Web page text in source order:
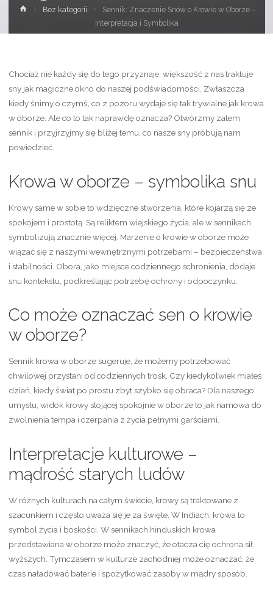
StronaBez kategorii
Sennik: Znaczenie Snów o Krowie w Oborze –
Interpretacja i Symbolika
Chociaż nie każdy się do tego przyznaje, większość z nas traktuje
sny jak magiczne okno do naszej podświadomości. Zwłaszcza
kiedy śnimy o czymś, co z pozoru wydaje się tak trywialne jak krowa
w oborze. Ale co to tak naprawdę oznacza? Otwórzmy zatem
sennik i przyjrzyjmy się bliżej temu, co nasze sny próbują nam
powiedzieć.
Krowa w oborze – symbolika snu
Krowy same w sobie to wdzięczne stworzenia, które kojarzą się ze
spokojem i prostotą. Są reliktem wiejskiego życia, ale w sennikach
symbolizują znacznie więcej. Marzenie o krowie w oborze może
wiązać się z naszymi wewnętrznymi potrzebami – bezpieczeństwa
i stabilności. Obora, jako miejsce codziennego schronienia, dodaje
snu kontekstu, podkreślając potrzebę ochrony i odpoczynku.
Co może oznaczać sen o krowie
w oborze?
Sennik krowa w oborze sugeruje, że możemy potrzebować
chwilowej przystani od codziennych trosk. Czy kiedykolwiek miałeś
dzień, kiedy świat po prostu zbyt szybko się obraca? Dla naszego
umysłu, widok krowy stojącej spokojnie w oborze to jak namowa do
zwolnienia tempa i czerpania z życia pełnymi garściami.
Interpretacje kulturowe –
mądrość starych ludów
W różnych kulturach na całym świecie, krowy są traktowane z
szacunkiem i często uważa się je za święte. W Indiach, krowa to
symbol życia i boskości. W sennikach hinduskich krowa
przedstawiana w oborze może znaczyć, że otacza cię ochrona sił
wyższych. Tymczasem w kulturze zachodniej może oznaczać, że
czas naładować baterie i spożytkować zasoby w mądry sposób.